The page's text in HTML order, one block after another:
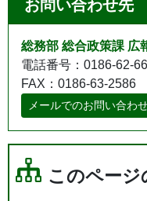
お問い合わせ先
総務部 総合政策課 広
電話番号：0186-62-
FAX：0186-63-2586
メールでのお問い合わ
このページ